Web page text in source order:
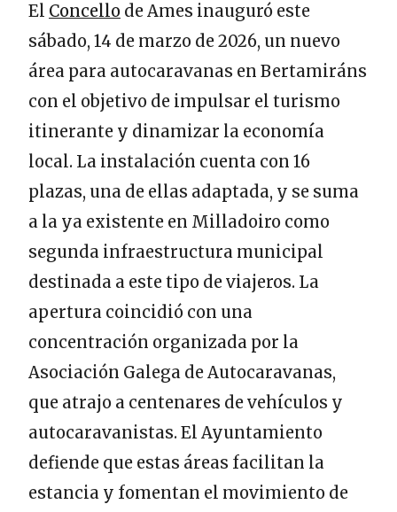
El Concello de Ames inauguró este
sábado, 14 de marzo de 2026, un nuevo
área para autocaravanas en Bertamiráns
con el objetivo de impulsar el turismo
itinerante y dinamizar la economía
local. La instalación cuenta con 16
plazas, una de ellas adaptada, y se suma
a la ya existente en Milladoiro como
segunda infraestructura municipal
destinada a este tipo de viajeros. La
apertura coincidió con una
concentración organizada por la
Asociación Galega de Autocaravanas,
que atrajo a centenares de vehículos y
autocaravanistas. El Ayuntamiento
defiende que estas áreas facilitan la
estancia y fomentan el movimiento de